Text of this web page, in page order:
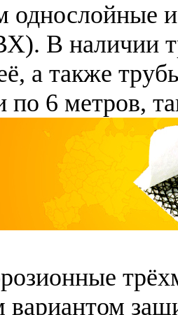
однослойные
В наличии
а также
по 6 метров,